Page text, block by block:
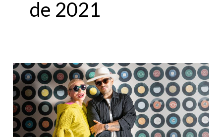
de 2021
Aterriza
en
Madrid
Pasarela
Latinoamericana